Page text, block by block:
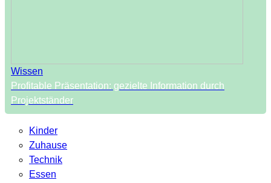
Wissen
Profitable Präsentation: gezielte Information durch
Projektständer
Kinder
Zuhause
Technik
Essen